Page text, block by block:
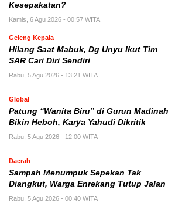
Kesepakatan?
Kamis, 6 Agu 2026 - 00:57 WITA
Geleng Kepala
Hilang Saat Mabuk, Dg Unyu Ikut Tim
SAR Cari Diri Sendiri
Rabu, 5 Agu 2026 - 13:21 WITA
Global
Patung “Wanita Biru” di Gurun Madinah
Bikin Heboh, Karya Yahudi Dikritik
Rabu, 5 Agu 2026 - 12:00 WITA
Daerah
Sampah Menumpuk Sepekan Tak
Diangkut, Warga Enrekang Tutup Jalan
Rabu, 5 Agu 2026 - 00:40 WITA